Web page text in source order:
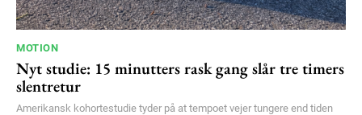
MOTION
Nyt studie: 15 minutters rask gang slår tre timers
slentretur
Amerikansk kohortestudie tyder på at tempoet vejer tungere end tiden